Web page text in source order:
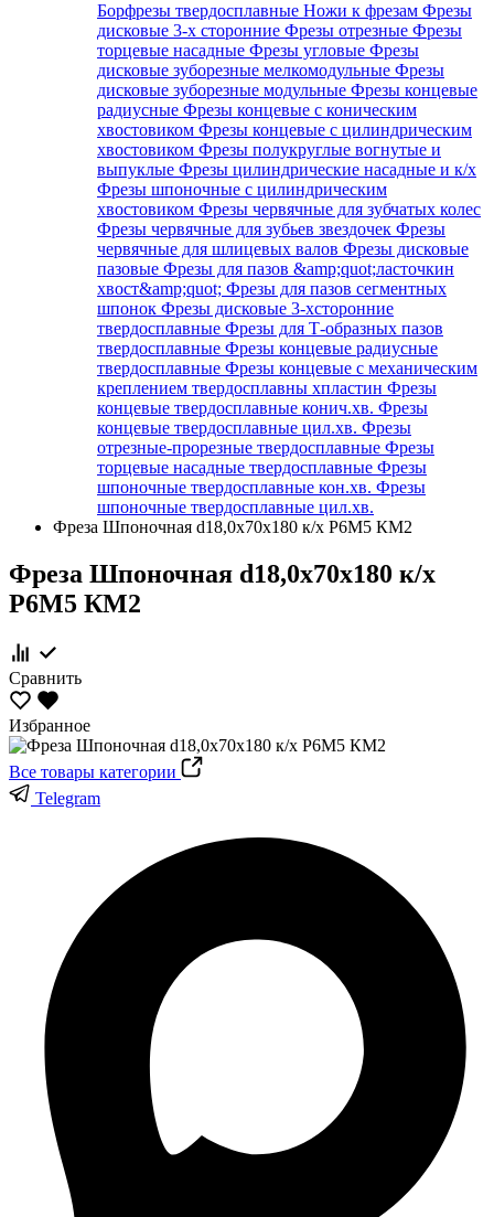
Борфрезы твердосплавные Ножи к фрезам Фрезы
дисковые 3-х сторонние Фрезы отрезные Фрезы
торцевые насадные Фрезы угловые Фрезы
дисковые зуборезные мелкомодульные Фрезы
дисковые зуборезные модульные Фрезы концевые
радиусные Фрезы концевые с коническим
хвостовиком Фрезы концевые с цилиндрическим
хвостовиком Фрезы полукруглые вогнутые и
выпуклые Фрезы цилиндрические насадные и к/х
Фрезы шпоночные с цилиндрическим
хвостовиком Фрезы червячные для зубчатых колес
Фрезы червячные для зубьев звездочек Фрезы
червячные для шлицевых валов Фрезы дисковые
пазовые Фрезы для пазов &amp;quot;ласточкин
хвост&amp;quot; Фрезы для пазов сегментных
шпонок Фрезы дисковые 3-хсторонние
твердосплавные Фрезы для Т-образных пазов
твердосплавные Фрезы концевые радиусные
твердосплавные Фрезы концевые с механическим
креплением твердосплавны хпластин Фрезы
концевые твердосплавные конич.хв. Фрезы
концевые твердосплавные цил.хв. Фрезы
отрезные-прорезные твердосплавные Фрезы
торцевые насадные твердосплавные Фрезы
шпоночные твердосплавные кон.хв. Фрезы
шпоночные твердосплавные цил.хв.
Фреза Шпоночная d18,0х70х180 к/х Р6М5 КМ2
Фреза Шпоночная d18,0х70х180 к/х
Р6М5 КМ2
Сравнить
Избранное
Все товары категории
Telegram